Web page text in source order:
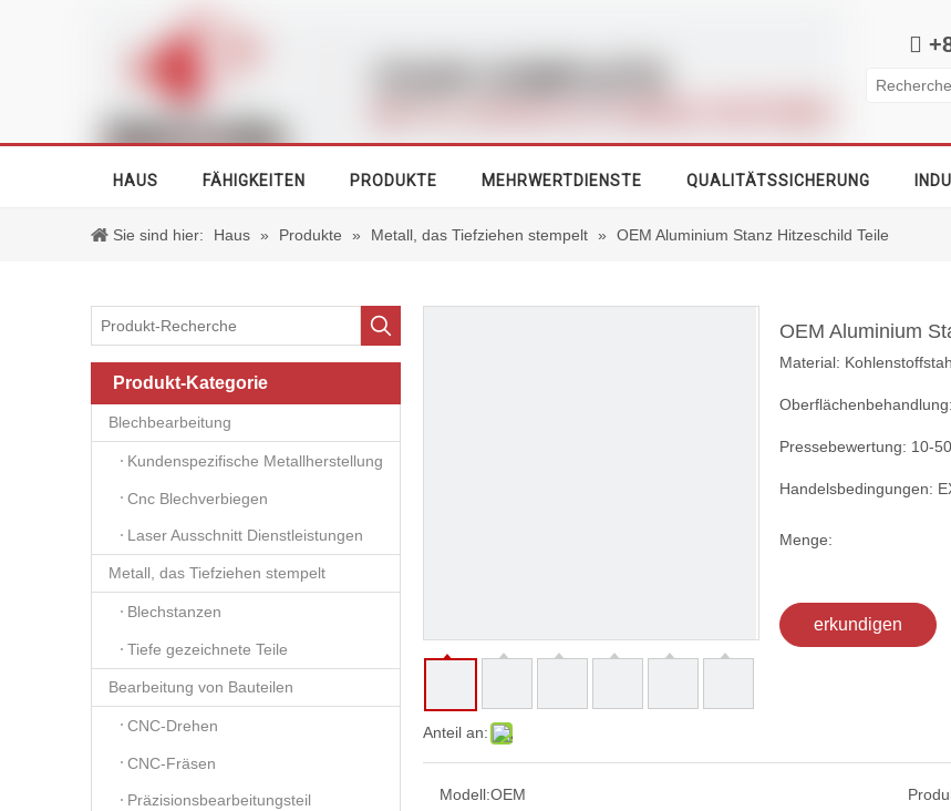

HAUS FÄHIGKEITEN PRODUKTE MEHRWERTDIENSTE QUALITÄTSSICHERUNG
Sie sind hier: Haus » Produkte » Metall, das Tiefziehen stempelt » OEM Aluminium Stanz Hitzeschild Teile
Produkt-Kategorie
Blechbearbeitung
Kundenspezifische Metallherstellung
Cnc Blechverbiegen
Laser Ausschnitt Dienstleistungen
Metall, das Tiefziehen stempelt
Blechstanzen
Tiefe gezeichnete Teile
Bearbeitung von Bauteilen
CNC-Drehen
CNC-Fräsen
Präzisionsbearbeitungsteil
Anteil an:
OEM Aluminium
Material:
Pressebewertung: 10-
Handelsbedingungen:
Menge:
erkundigen
Modell:OEM